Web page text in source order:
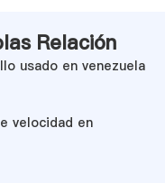
Relación
usado en venezuela
velocidad en